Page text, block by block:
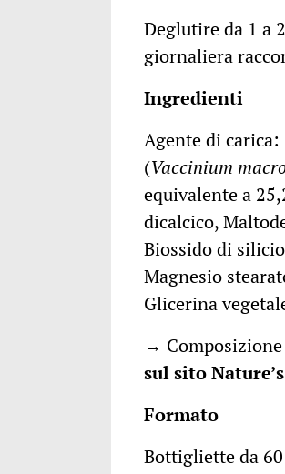
Deglutire da 1 a
giornaliera
Ingredienti
Agente di
(Vaccinium
equivalente a
dicalcico,
Biossido di
Magnesio
Glicerina
→
sulsito N
Formato
Bottigliette da